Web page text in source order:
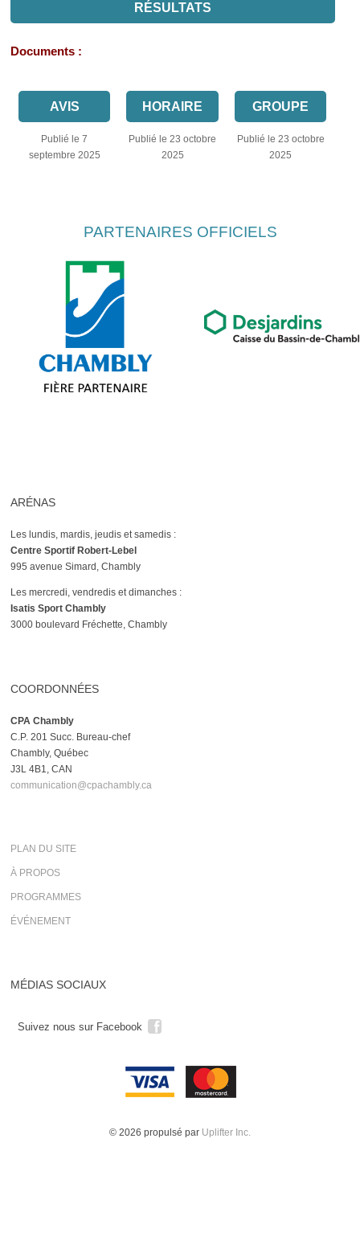
RÉSULTATS
Documents :
AVIS
Publié le 7
septembre 2025
HORAIRE
Publié le 23 octobre
2025
GROUPE
Publié le 23 octobre
2025
PARTENAIRES OFFICIELS
ARÉNAS
Les lundis, mardis, jeudis et samedis :
Centre Sportif Robert-Lebel
995 avenue Simard, Chambly
Les mercredi, vendredis et dimanches :
Isatis Sport Chambly
3000 boulevard Fréchette, Chambly
COORDONNÉES
CPA Chambly
C.P. 201 Succ. Bureau-chef
Chambly, Québec
J3L 4B1, CAN
communication@cpachambly.ca
PLAN DU SITE
À PROPOS
PROGRAMMES
ÉVÉNEMENT
MÉDIAS SOCIAUX
Suivez nous sur Facebook
© 2026 propulsé par Uplifter Inc.